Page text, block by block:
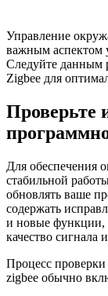
Управление
важным аспектом
Следуйте данным
Zigbee для
Проверьте
Для обеспечения
стабильной
обновлять ваше
содержать
и новые функции,
качество сигнала
Процесс
zigbee обычно